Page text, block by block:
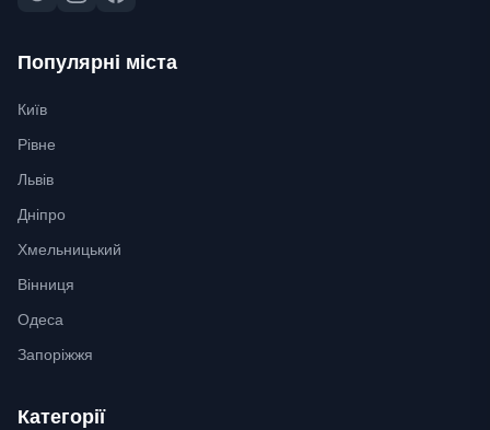
Популярні міста
Київ
Рівне
Львів
Дніпро
Хмельницький
Вінниця
Одеса
Запоріжжя
Категорії